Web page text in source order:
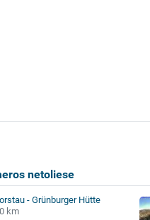
netoliese
- Grünburger Hütte
km